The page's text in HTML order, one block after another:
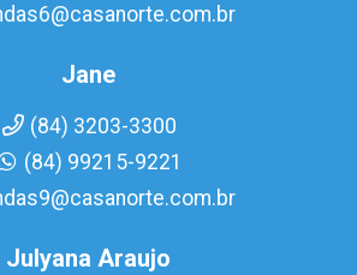
Jane
(84) 3203-3300
(84) 99215-9221
Julyana Araujo